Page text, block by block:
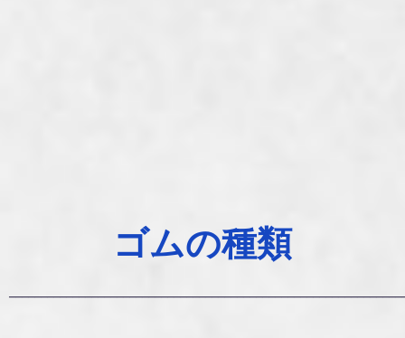
ゴムの種類